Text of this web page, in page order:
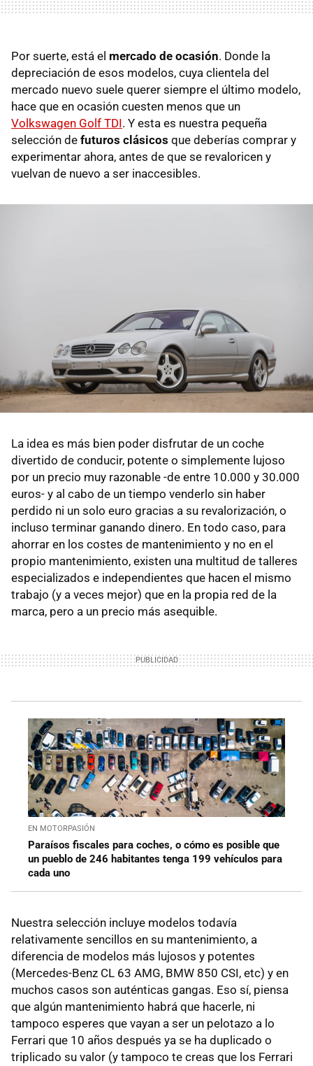
Por suerte, está el mercado de ocasión. Donde la
depreciación de esos modelos, cuya clientela del
mercado nuevo suele querer siempre el último modelo,
hace que en ocasión cuesten menos que un
Volkswagen Golf TDI. Y esta es nuestra pequeña
selección de futuros clásicos que deberías comprar y
experimentar ahora, antes de que se revaloricen y
vuelvan de nuevo a ser inaccesibles.
La idea es más bien poder disfrutar de un coche
divertido de conducir, potente o simplemente lujoso
por un precio muy razonable -de entre 10.000 y 30.000
euros- y al cabo de un tiempo venderlo sin haber
perdido ni un solo euro gracias a su revalorización, o
incluso terminar ganando dinero. En todo caso, para
ahorrar en los costes de mantenimiento y no en el
propio mantenimiento, existen una multitud de talleres
especializados e independientes que hacen el mismo
trabajo (y a veces mejor) que en la propia red de la
marca, pero a un precio más asequible.
EN MOTORPASIÓN
Paraísos fiscales para coches, o cómo es posible que
un pueblo de 246 habitantes tenga 199 vehículos para
cada uno
Nuestra selección incluye modelos todavía
relativamente sencillos en su mantenimiento, a
diferencia de modelos más lujosos y potentes
(Mercedes-Benz CL 63 AMG, BMW 850 CSI, etc) y en
muchos casos son auténticas gangas. Eso sí, piensa
que algún mantenimiento habrá que hacerle, ni
tampoco esperes que vayan a ser un pelotazo a lo
Ferrari que 10 años después ya se ha duplicado o
triplicado su valor (y tampoco te creas que los Ferrari